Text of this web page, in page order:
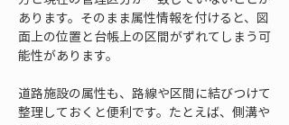
あります。そのまま属性情報を付けると、図
面上の位置と台帳上の区間がずれてしまう可
能性があります。
道路施設の属性も、路線や区間に結びつけて
整理しておくと便利です。たとえば、側溝や